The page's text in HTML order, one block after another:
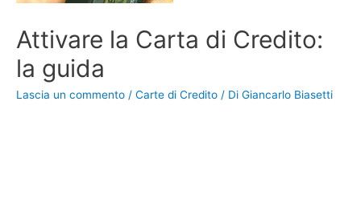
Attivare la Carta di Credito:
la guida
Lascia un commento / Carte di Credito / Di Giancarlo Biasetti